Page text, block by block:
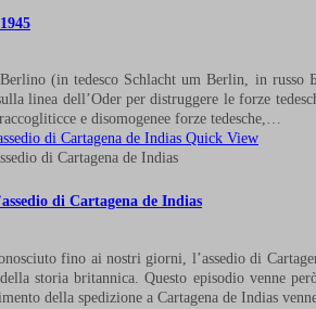
(in tedesco Schlacht um Berlin, in russo
linea dell’Oder per distruggere le forze
e disomogenee forze tedesche,…
Quick View
di Cartagena de Indias
fino ai nostri giorni, l’assedio di
storia britannica. Questo episodio venne
della spedizione a Cartagena de Indias